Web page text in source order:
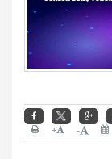
-
+